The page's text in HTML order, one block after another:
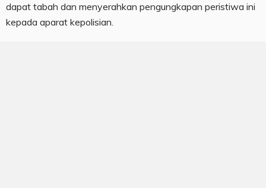
dapat tabah dan menyerahkan pengungkapan peristiwa ini
kepada aparat kepolisian.